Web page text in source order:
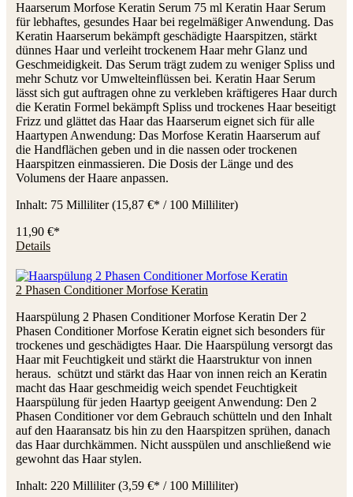
Haarserum Morfose Keratin Serum 75 ml Keratin Haar Serum
für lebhaftes, gesundes Haar bei regelmäßiger Anwendung. Das
Keratin Haarserum bekämpft geschädigte Haarspitzen, stärkt
dünnes Haar und verleiht trockenem Haar mehr Glanz und
Geschmeidigkeit. Das Serum trägt zudem zu weniger Spliss und
mehr Schutz vor Umwelteinflüssen bei. Keratin Haar Serum
lässt sich gut auftragen ohne zu verkleben kräftigeres Haar durch
die Keratin Formel bekämpft Spliss und trockenes Haar beseitigt
Frizz und glättet das Haar das Haarserum eignet sich für alle
Haartypen Anwendung: Das Morfose Keratin Haarserum auf
die Handflächen geben und in die nassen oder trockenen
Haarspitzen einmassieren. Die Dosis der Länge und des
Volumens der Haare anpassen.
Inhalt: 75 Milliliter(15,87 €* / 100 Milliliter)
11,90 €*
Details
2 Phasen Conditioner Morfose Keratin
Haarspülung 2 Phasen Conditioner Morfose Keratin Der 2
Phasen Conditioner Morfose Keratin eignet sich besonders für
trockenes und geschädigtes Haar. Die Haarspülung versorgt das
Haar mit Feuchtigkeit und stärkt die Haarstruktur von innen
heraus. schützt und stärkt das Haar von innen reich an Keratin
macht das Haar geschmeidig weich spendet Feuchtigkeit
Haarspülung für jeden Haartyp geeigent Anwendung: Den 2
Phasen Conditioner vor dem Gebrauch schütteln und den Inhalt
auf den Haaransatz bis hin zu den Haarspitzen sprühen, danach
das Haar durchkämmen. Nicht ausspülen und anschließend wie
gewohnt das Haar stylen.
Inhalt: 220 Milliliter(3,59 €* / 100 Milliliter)